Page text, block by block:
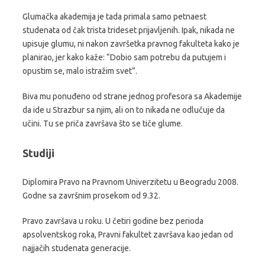
Glumačka akademija je tada primala samo petnaest
studenata od čak trista trideset prijavljenih. Ipak, nikada ne
upisuje glumu, ni nakon završetka pravnog fakulteta kako je
planirao, jer kako kaže: “Dobio sam potrebu da putujem i
opustim se, malo istražim svet”.
Biva mu ponuđeno od strane jednog profesora sa Akademije
da ide u Strazbur sa njim, ali on to nikada ne odlučuje da
učini. Tu se priča završava što se tiče glume.
Studiji
Diplomira Pravo na Pravnom Univerzitetu u Beogradu 2008.
Godne sa završnim prosekom od 9.32.
Pravo završava u roku. U četiri godine bez perioda
apsolventskog roka, Pravni fakultet završava kao jedan od
najjačih studenata generacije.